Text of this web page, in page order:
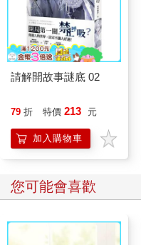
麼，卻只有非常有限的想像。
好菌對抗黴菌
觀察動物的世界可能會有
建的微生物群落非常重要
微生物，牠們會將葉子拖進
製造髒亂。
切葉蟻也受到微生物很大
下的葉片長出一片真菌園
的遊樂園。我們能否想像，
生物群呢？
點」（Critical Control
請解開故事謎底 02
79 折 特價 213 元
加入購物車
您可能會喜歡